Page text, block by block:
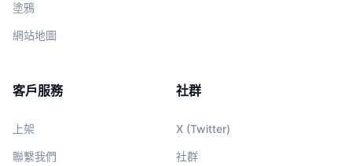
塗鴉
網站地圖
客戶服務
上架
聯繫我們
社群
X (Twitter)
社群